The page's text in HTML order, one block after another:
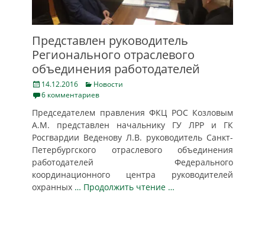
Представлен руководитель
Регионального отраслевого
объединения работодателей
Posted
on
14.12.2016 Categories
Новости
6 комментариев
Председателем правления ФКЦ РОС Козловым
А.М. представлен начальнику ГУ ЛРР и ГК
Росгвардии Веденову Л.В. руководитель Санкт-
Петербургского отраслевого объединения
работодателей Федерального
координационного центра руководителей
охранных … Продолжить чтение …